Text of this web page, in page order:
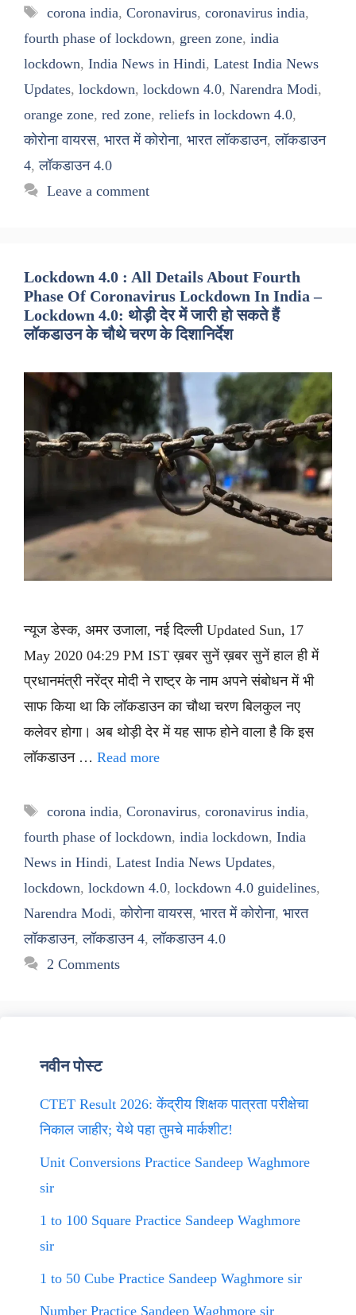
Tags
corona india, Coronavirus, coronavirus india,
fourth phase of lockdown, green zone, india
lockdown, India News in Hindi, Latest India News
Updates, lockdown, lockdown 4.0, Narendra Modi,
orange zone, red zone, reliefs in lockdown 4.0,
कोरोना वायरस, भारत में कोरोना, भारत लॉकडाउन,लॉकडाउन
4,लॉकडाउन 4.0
Leave a comment
Lockdown 4.0 : All Details About Fourth
Phase Of Coronavirus Lockdown In India –
Lockdown 4.0: थोड़ी देर में जारी हो सकते हैं
लॉकडाउन के चौथे चरण के दिशानिर्देश
न्यूज डेस्क, अमर उजाला, नई दिल्ली Updated Sun, 17
May 2020 04:29 PM IST ख़बर सुनें ख़बर सुनें हाल ही में
प्रधानमंत्री नरेंद्र मोदी ने राष्ट्र के नाम अपने संबोधन में भी
साफ किया था कि लॉकडाउन का चौथा चरण बिलकुल नए
कलेवर होगा। अब थोड़ी देर में यह साफ होने वाला है कि इस
लॉकडाउन … Read more
Tags
corona india, Coronavirus, coronavirus india,
fourth phase of lockdown, india lockdown, India
News in Hindi, Latest India News Updates,
lockdown, lockdown 4.0, lockdown 4.0 guidelines,
Narendra Modi,कोरोना वायरस, भारत में कोरोना, भारत
लॉकडाउन,लॉकडाउन 4,लॉकडाउन 4.0
2 Comments
नवीन पोस्ट
CTET Result 2026: केंद्रीय शिक्षक पात्रता परीक्षेचा
निकाल जाहीर; येथे पहा तुमचे मार्कशीट!
Unit Conversions Practice Sandeep Waghmore
sir
1 to 100 Square Practice Sandeep Waghmore
sir
1 to 50 Cube Practice Sandeep Waghmore sir
Number Practice Sandeep Waghmore sir